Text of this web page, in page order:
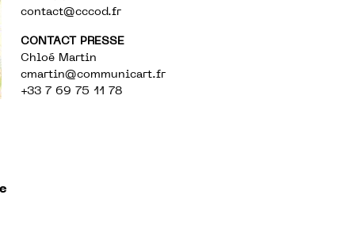
contact@cccod.fr
CONTACT PRESSE
Chloé Martin
cmartin@communicart.fr
+33 7 69 75 11 78